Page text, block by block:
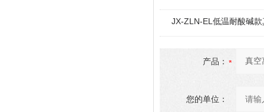
JX-ZLN-EL低温耐酸碱
产品：
您的单位：